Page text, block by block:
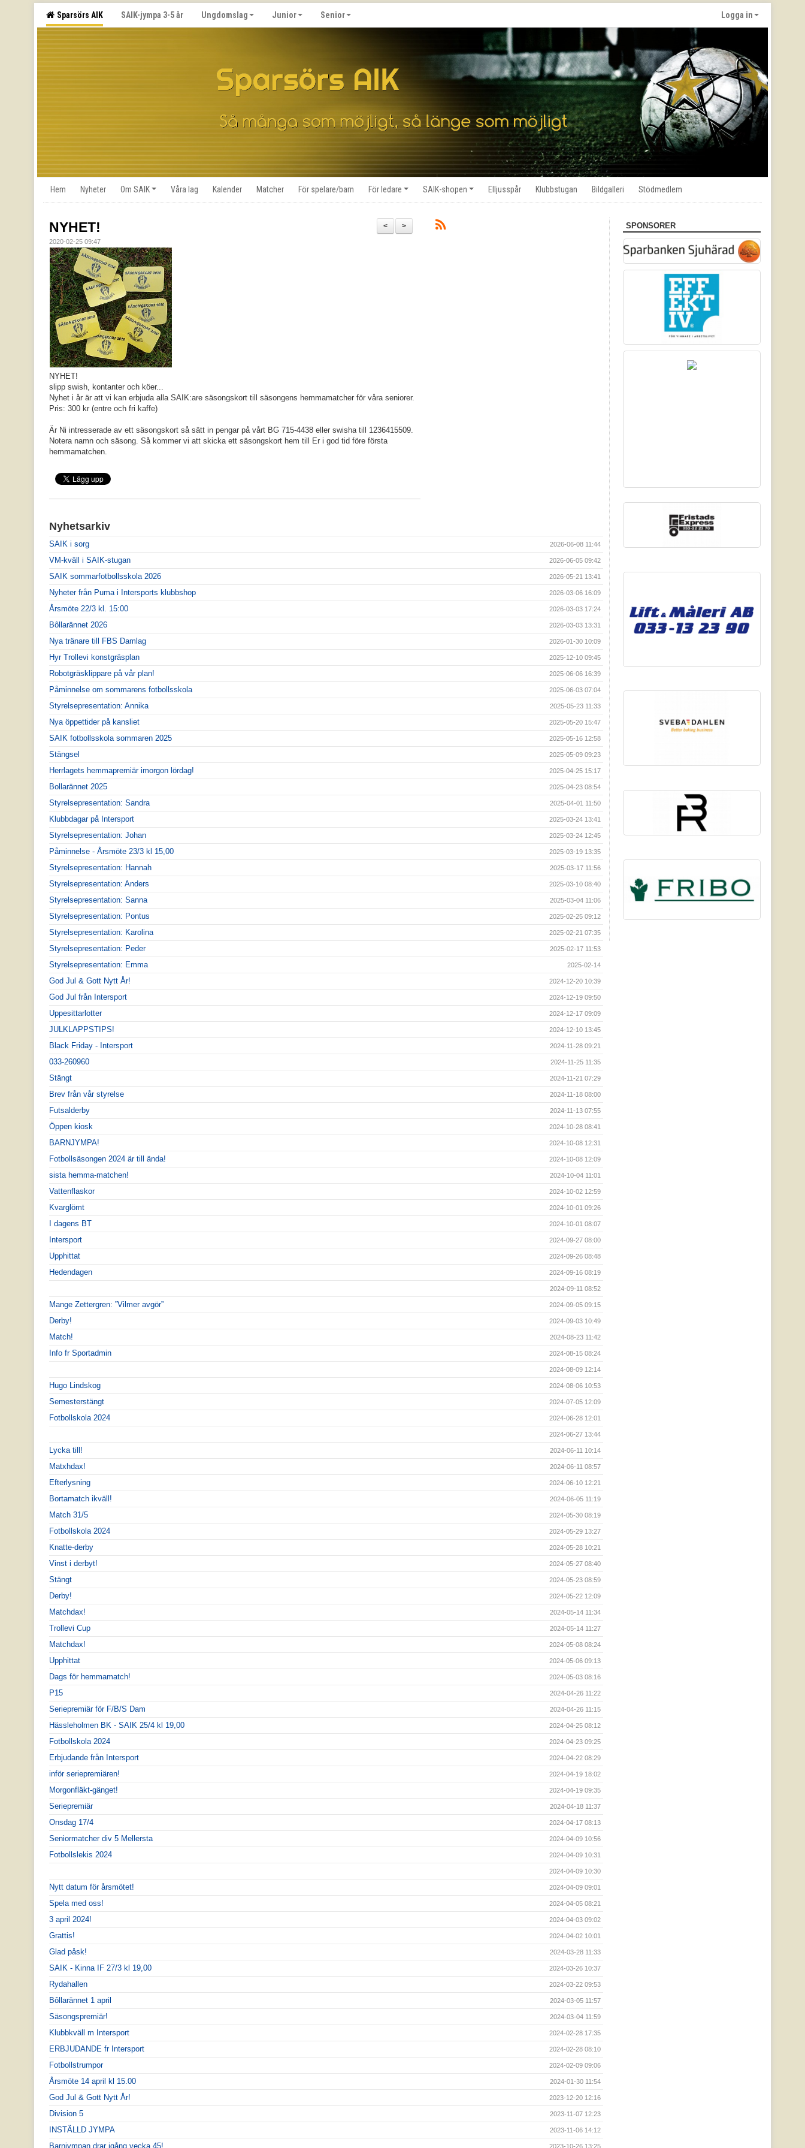
Sparsörs AIK SAIK-jympa 3-5 år Ungdomslag Junior Senior Logga in
Hem Nyheter Om SAIK Våra lag Kalender Matcher För spelare/barn För ledare SAIK-shopen Elljusspår Klubbstugan Bildgalleri Stödmedlem
>
<
NYHET!
2020-02-25 09:47
NYHET!
slipp swish, kontanter och köer...
Nyhet i år är att vi kan erbjuda alla SAIK:are säsongskort till säsongens hemmamatcher för våra seniorer.
Pris: 300 kr (entre och fri kaffe)
Är Ni intresserade av ett säsongskort så sätt in pengar på vårt BG 715-4438 eller swisha till 1236415509.
Notera namn och säsong. Så kommer vi att skicka ett säsongskort hem till Er i god tid före första
hemmamatchen.
Nyhetsarkiv
SAIK i sorg 2026-06-08 11:44
VM-kväll i SAIK-stugan 2026-06-05 09:42
SAIK sommarfotbollsskola 2026 2026-05-21 13:41
Nyheter från Puma i Intersports klubbshop 2026-03-06 16:09
Årsmöte 22/3 kl. 15:00 2026-03-03 17:24
Bôllarännet 2026 2026-03-03 13:31
Nya tränare till FBS Damlag 2026-01-30 10:09
Hyr Trollevi konstgräsplan 2025-12-10 09:45
Robotgräsklippare på vår plan! 2025-06-06 16:39
Påminnelse om sommarens fotbollsskola 2025-06-03 07:04
Styrelsepresentation: Annika 2025-05-23 11:33
Nya öppettider på kansliet 2025-05-20 15:47
SAIK fotbollsskola sommaren 2025 2025-05-16 12:58
Stängsel 2025-05-09 09:23
Herrlagets hemmapremiär imorgon lördag! 2025-04-25 15:17
Bollarännet 2025 2025-04-23 08:54
Styrelsepresentation: Sandra 2025-04-01 11:50
Klubbdagar på Intersport 2025-03-24 13:41
Styrelsepresentation: Johan 2025-03-24 12:45
Påminnelse - Årsmöte 23/3 kl 15,00 2025-03-19 13:35
Styrelsepresentation: Hannah 2025-03-17 11:56
Styrelsepresentation: Anders 2025-03-10 08:40
Styrelsepresentation: Sanna 2025-03-04 11:06
Styrelsepresentation: Pontus 2025-02-25 09:12
Styrelsepresentation: Karolina 2025-02-21 07:35
Styrelsepresentation: Peder 2025-02-17 11:53
Styrelsepresentation: Emma 2025-02-14
God Jul & Gott Nytt År! 2024-12-20 10:39
God Jul från Intersport 2024-12-19 09:50
Uppesittarlotter 2024-12-17 09:09
JULKLAPPSTIPS! 2024-12-10 13:45
Black Friday - Intersport 2024-11-28 09:21
033-260960 2024-11-25 11:35
Stängt 2024-11-21 07:29
Brev från vår styrelse 2024-11-18 08:00
Futsalderby 2024-11-13 07:55
Öppen kiosk 2024-10-28 08:41
BARNJYMPA! 2024-10-08 12:31
Fotbollsäsongen 2024 är till ända! 2024-10-08 12:09
sista hemma-matchen! 2024-10-04 11:01
Vattenflaskor 2024-10-02 12:59
Kvarglömt 2024-10-01 09:26
I dagens BT 2024-10-01 08:07
Intersport 2024-09-27 08:00
Upphittat 2024-09-26 08:48
Hedendagen 2024-09-16 08:19
2024-09-11 08:52
Mange Zettergren: ”Vilmer avgör” 2024-09-05 09:15
Derby! 2024-09-03 10:49
Match! 2024-08-23 11:42
Info fr Sportadmin 2024-08-15 08:24
2024-08-09 12:14
Hugo Lindskog 2024-08-06 10:53
Semesterstängt 2024-07-05 12:09
Fotbollskola 2024 2024-06-28 12:01
2024-06-27 13:44
Lycka till! 2024-06-11 10:14
Matxhdax! 2024-06-11 08:57
Efterlysning 2024-06-10 12:21
Bortamatch ikväll! 2024-06-05 11:19
Match 31/5 2024-05-30 08:19
Fotbollskola 2024 2024-05-29 13:27
Knatte-derby 2024-05-28 10:21
Vinst i derbyt! 2024-05-27 08:40
Stängt 2024-05-23 08:59
Derby! 2024-05-22 12:09
Matchdax! 2024-05-14 11:34
Trollevi Cup 2024-05-14 11:27
Matchdax! 2024-05-08 08:24
Upphittat 2024-05-06 09:13
Dags för hemmamatch! 2024-05-03 08:16
P15 2024-04-26 11:22
Seriepremiär för F/B/S Dam 2024-04-26 11:15
Hässleholmen BK - SAIK 25/4 kl 19,00 2024-04-25 08:12
Fotbollskola 2024 2024-04-23 09:25
Erbjudande från Intersport 2024-04-22 08:29
inför seriepremiären! 2024-04-19 18:02
Morgonfläkt-gänget! 2024-04-19 09:35
Seriepremiär 2024-04-18 11:37
Onsdag 17/4 2024-04-17 08:13
Seniormatcher div 5 Mellersta 2024-04-09 10:56
Fotbollslekis 2024 2024-04-09 10:31
2024-04-09 10:30
Nytt datum för årsmötet! 2024-04-09 09:01
Spela med oss! 2024-04-05 08:21
3 april 2024! 2024-04-03 09:02
Grattis! 2024-04-02 10:01
Glad påsk! 2024-03-28 11:33
SAIK - Kinna IF 27/3 kl 19,00 2024-03-26 10:37
Rydahallen 2024-03-22 09:53
Bôllarännet 1 april 2024-03-05 11:57
Säsongspremiär! 2024-03-04 11:59
Klubbkväll m Intersport 2024-02-28 17:35
ERBJUDANDE fr Intersport 2024-02-28 08:10
Fotbollstrumpor 2024-02-09 09:06
Årsmöte 14 april kl 15.00 2024-01-30 11:54
God Jul & Gott Nytt År! 2023-12-20 12:16
Division 5 2023-11-07 12:23
INSTÄLLD JYMPA 2023-11-06 14:12
Barnjympan drar igång vecka 45! 2023-10-26 13:25
SPONSORER